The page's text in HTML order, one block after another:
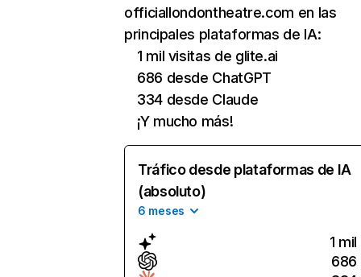
officiallondontheatre.com en las
principales plataformas de IA:
1 mil visitas de glite.ai
686 desde ChatGPT
334 desde Claude
¡Y mucho más!
Tráfico desde plataformas de IA
(absoluto)
6 meses
1 mil
686